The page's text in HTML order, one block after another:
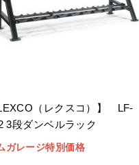
LEXCO（レクスコ）】 LF-
3段ダンベルラック
ガレージ特別価格